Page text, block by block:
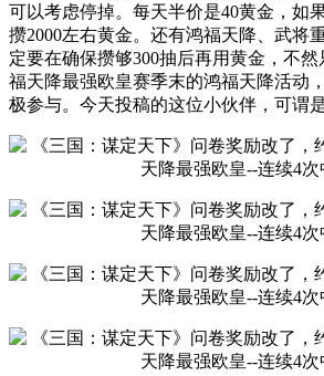
可以考虑停掉。每天半价是40黄金，如
攒2000左右黄金。还有鸿福天降、武将
定要在确保攒够300抽后再用黄金，不
福天降最强欧皇赛季末的鸿福天降活动
极参与。今天投稿的这位小伙伴，可谓